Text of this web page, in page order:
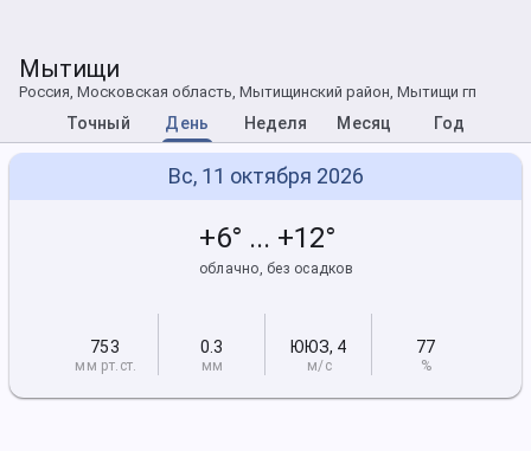
Мытищи
Россия, Московская область, Мытищинский район, Мытищи гп
Точный День Неделя Месяц Год
Вс, 11 октября 2026
+6° ... +12°
облачно, без осадков
753
мм рт.ст.
0.3
мм
ЮЮЗ, 4
м/с
77
%